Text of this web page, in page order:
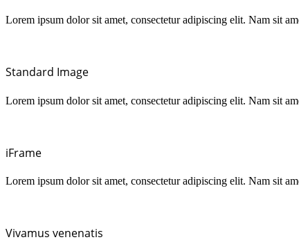
Lorem ipsum dolor sit amet, consectetur adipiscing elit. Nam sit
Standard Image
Lorem ipsum dolor sit amet, consectetur adipiscing elit. Nam sit
iFrame
Lorem ipsum dolor sit amet, consectetur adipiscing elit. Nam sit
Vivamus venenatis